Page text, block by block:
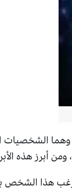
الشخصيات
أبرز هذه
هذا الشخص